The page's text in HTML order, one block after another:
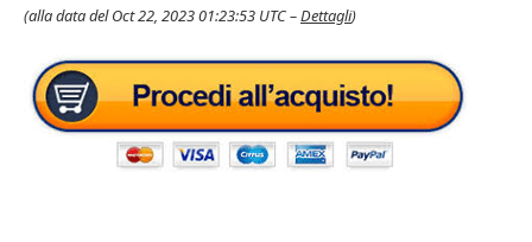
(alla data del Oct 22, 2023 01:23:53 UTC –Dettagli)